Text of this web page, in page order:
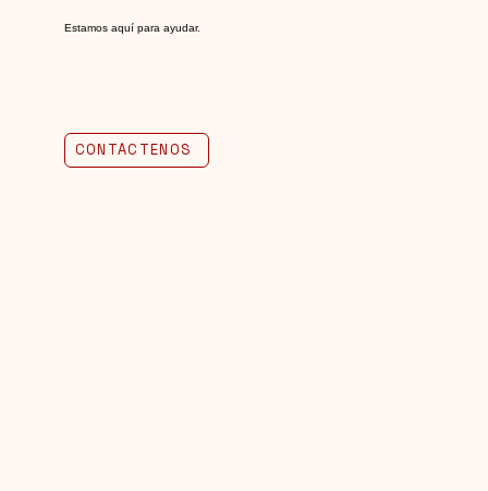
Estamos aquí para ayudar.
CONTÁCTENOS